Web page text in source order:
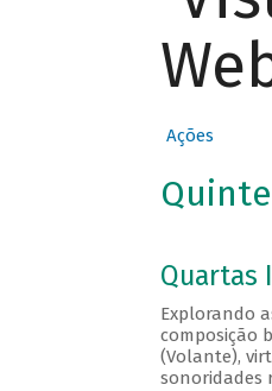
Ações
Quartas
Explorando
composição
(Volante),
sonoridades